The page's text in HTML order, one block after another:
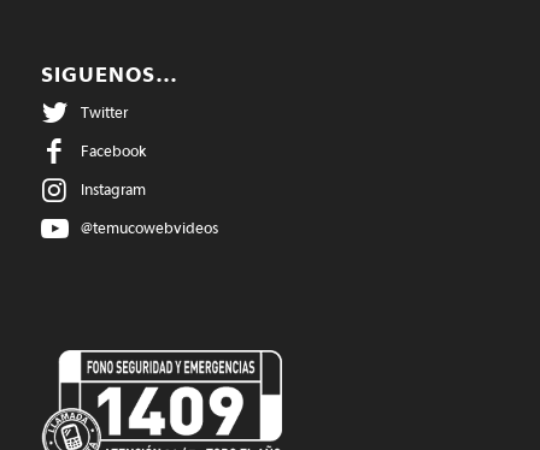
SIGUENOS…
Twitter
Facebook
Instagram
@temucowebvideos